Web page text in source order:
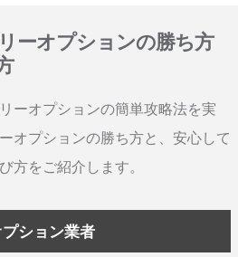
ーオプションの勝ち方
ーオプションの簡単攻略法を実
オプションの勝ち方と、安心して
方をご紹介します。
ション業者